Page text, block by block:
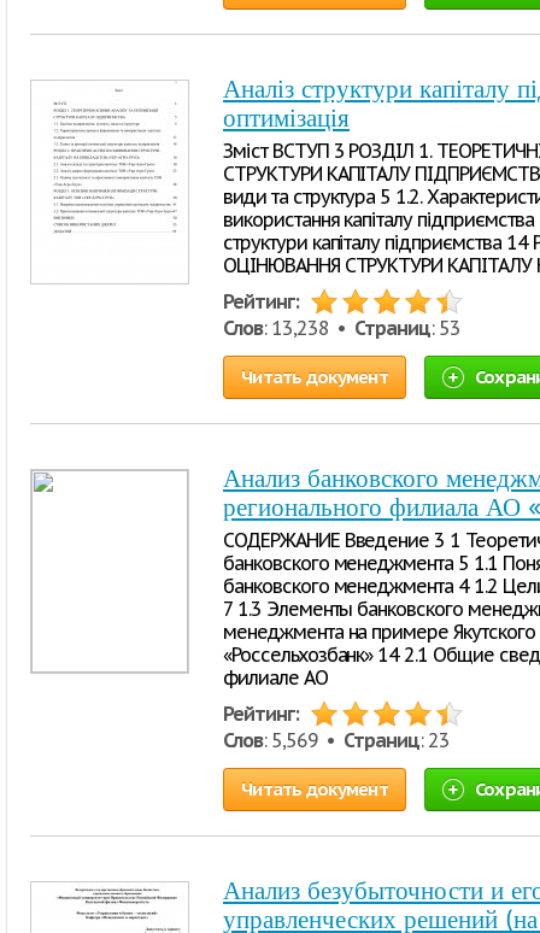
Аналіз структури капіталу
оптимізація
Зміст ВСТУП 3 РОЗДІЛ 1.
СТРУКТУРИ КАПІТАЛУ ПІДПРИЄМСТВА
види та структура 5 1.2.
використання капіталу підприємства
структури капіталу підприємства
ОЦІНЮВАННЯ СТРУКТУРИ КАПІТАЛУ
Рейтинг:
Слов: 13,238 • Страниц: 53
Читать документ
Анализ банковского
регионального филиала АО
СОДЕРЖАНИЕ Введение 3 1
банковского менеджмента 5 1.1
банковского менеджмента 4 1.2
7 1.3 Элементы банковского
менеджмента на примере
«Россельхозбанк» 14 2.1 Общие
филиале АО
Рейтинг:
Слов: 5,569 • Страниц: 23
Читать документ
Анализ безубыточности и
управленческих решений